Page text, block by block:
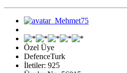
Özel Üye
DefenceTurk
İletiler: 925